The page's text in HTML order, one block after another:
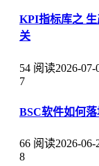
KPI指标库之
关
54 阅读2026-07-
7
BSC软件如何
66 阅读2026-06-
8